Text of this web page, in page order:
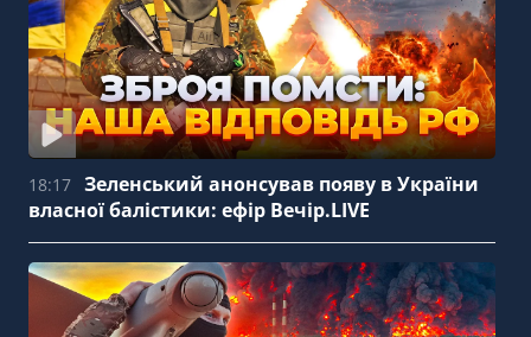
18:17 Зеленський анонсував появу в України
власної балістики: ефір Вечір.LIVE